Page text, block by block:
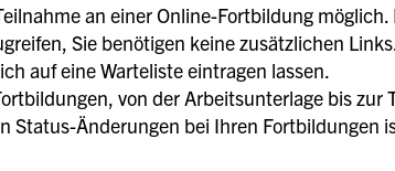
an einer Online-Fortbildung
Sie benötigen keine zusätzlichen Links.
auf eine Warteliste eintragen lassen.
von der Arbeitsunterlage bis zur
Änderungen bei Ihren Fortbildungen